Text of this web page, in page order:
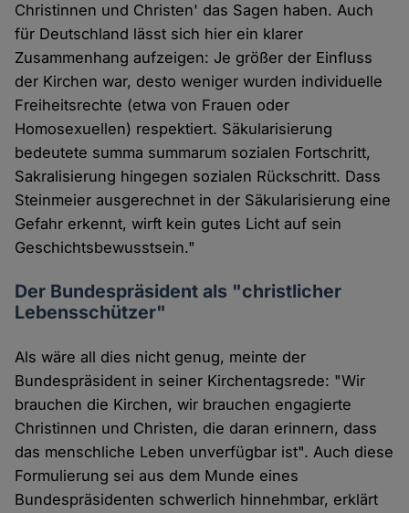
Christinnen und Christen' das Sagen haben. Auch
für Deutschland lässt sich hier ein klarer
Zusammenhang aufzeigen: Je größer der Einfluss
der Kirchen war, desto weniger wurden individuelle
Freiheitsrechte (etwa von Frauen oder
Homosexuellen) respektiert. Säkularisierung
bedeutete summa summarum sozialen Fortschritt,
Sakralisierung hingegen sozialen Rückschritt. Dass
Steinmeier ausgerechnet in der Säkularisierung eine
Gefahr erkennt, wirft kein gutes Licht auf sein
Geschichtsbewusstsein."
Der Bundespräsident als "christlicher
Lebensschützer"
Als wäre all dies nicht genug, meinte der
Bundespräsident in seiner Kirchentagsrede: "Wir
brauchen die Kirchen, wir brauchen engagierte
Christinnen und Christen, die daran erinnern, dass
das menschliche Leben unverfügbar ist". Auch diese
Formulierung sei aus dem Munde eines
Bundespräsidenten schwerlich hinnehmbar, erklärt